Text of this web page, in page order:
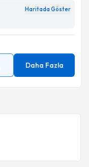
Haritada Göster
Daha Fazla